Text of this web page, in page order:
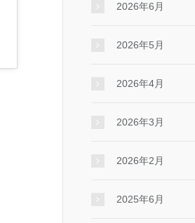
2026年6月
2026年5月
2026年4月
2026年3月
2026年2月
2025年6月